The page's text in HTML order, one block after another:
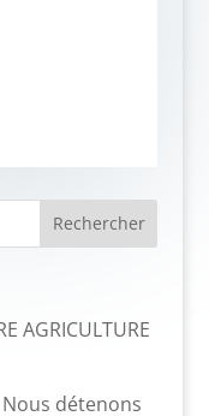
AGRICULTURE
Nous détenons